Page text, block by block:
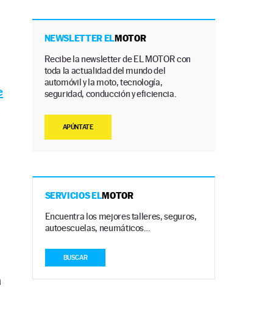
NEWSLETTER ELMOTOR
Recibe la newsletter de EL MOTOR con
toda la actualidad del mundo del
automóvil y la moto, tecnología,
seguridad, conducción y eficiencia.
APÚNTATE
SERVICIOS ELMOTOR
Encuentra los mejores talleres, seguros,
autoescuelas, neumáticos…
BUSCAR